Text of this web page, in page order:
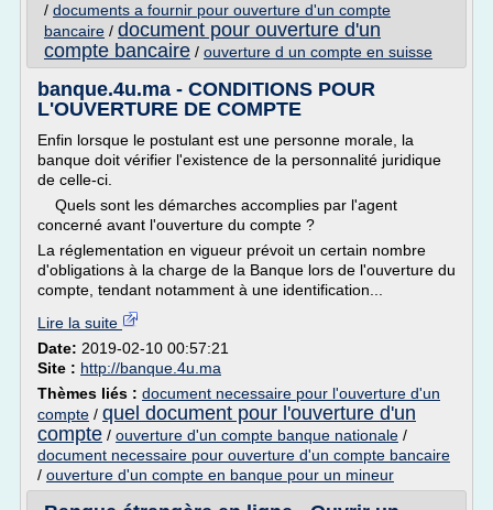
/ documents a fournir pour ouverture d'un compte
bancaire / document pour ouverture d'un
compte bancaire / ouverture d un compte en suisse
banque.4u.ma - CONDITIONS POUR
L'OUVERTURE DE COMPTE
Enfin lorsque le postulant est une personne morale, la
banque doit vérifier l'existence de la personnalité juridique
de celle-ci.
Quels sont les démarches accomplies par l'agent
concerné avant l'ouverture du compte ?
La réglementation en vigueur prévoit un certain nombre
d'obligations à la charge de la Banque lors de l'ouverture du
compte, tendant notamment à une identification...
Lire la suite
Date: 2019-02-10 00:57:21
Site : http://banque.4u.ma
Thèmes liés : document necessaire pour l'ouverture d'un
compte / quel document pour l'ouverture d'un
compte / ouverture d'un compte banque nationale /
document necessaire pour ouverture d'un compte bancaire
/ ouverture d'un compte en banque pour un mineur